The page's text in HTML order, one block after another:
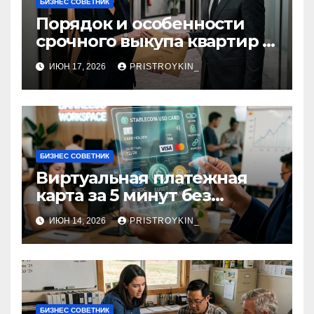
Порядок и особенности
срочного выкупа квартир в
срок 1–3 дня
ИЮН 17, 2026 PRISTROYKIN_
БИЗНЕС СОВЕТНИК
Виртуальная платежная
карта за 5 минут без
верификации и участия
банков с пополнением в
долларовом стейблкоине
ИЮН 14, 2026 PRISTROYKIN_
БИЗНЕС СОВЕТНИК